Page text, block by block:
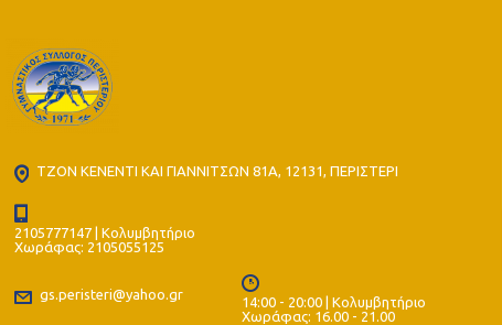
ΤΖΟΝ ΚΕΝΕΝΤΙ ΚΑΙ ΓΙΑΝΝΙΤΣΩΝ 81Α, 12131, ΠΕΡΙΣΤΕΡΙ
2105777147 | Κολυμβητήριο
Χωράφας: 2105055125
gs.peristeri@yahoo.gr
14:00 - 20:00 | Κολυμβητήριο
Χωράφας: 16.00 - 21.00